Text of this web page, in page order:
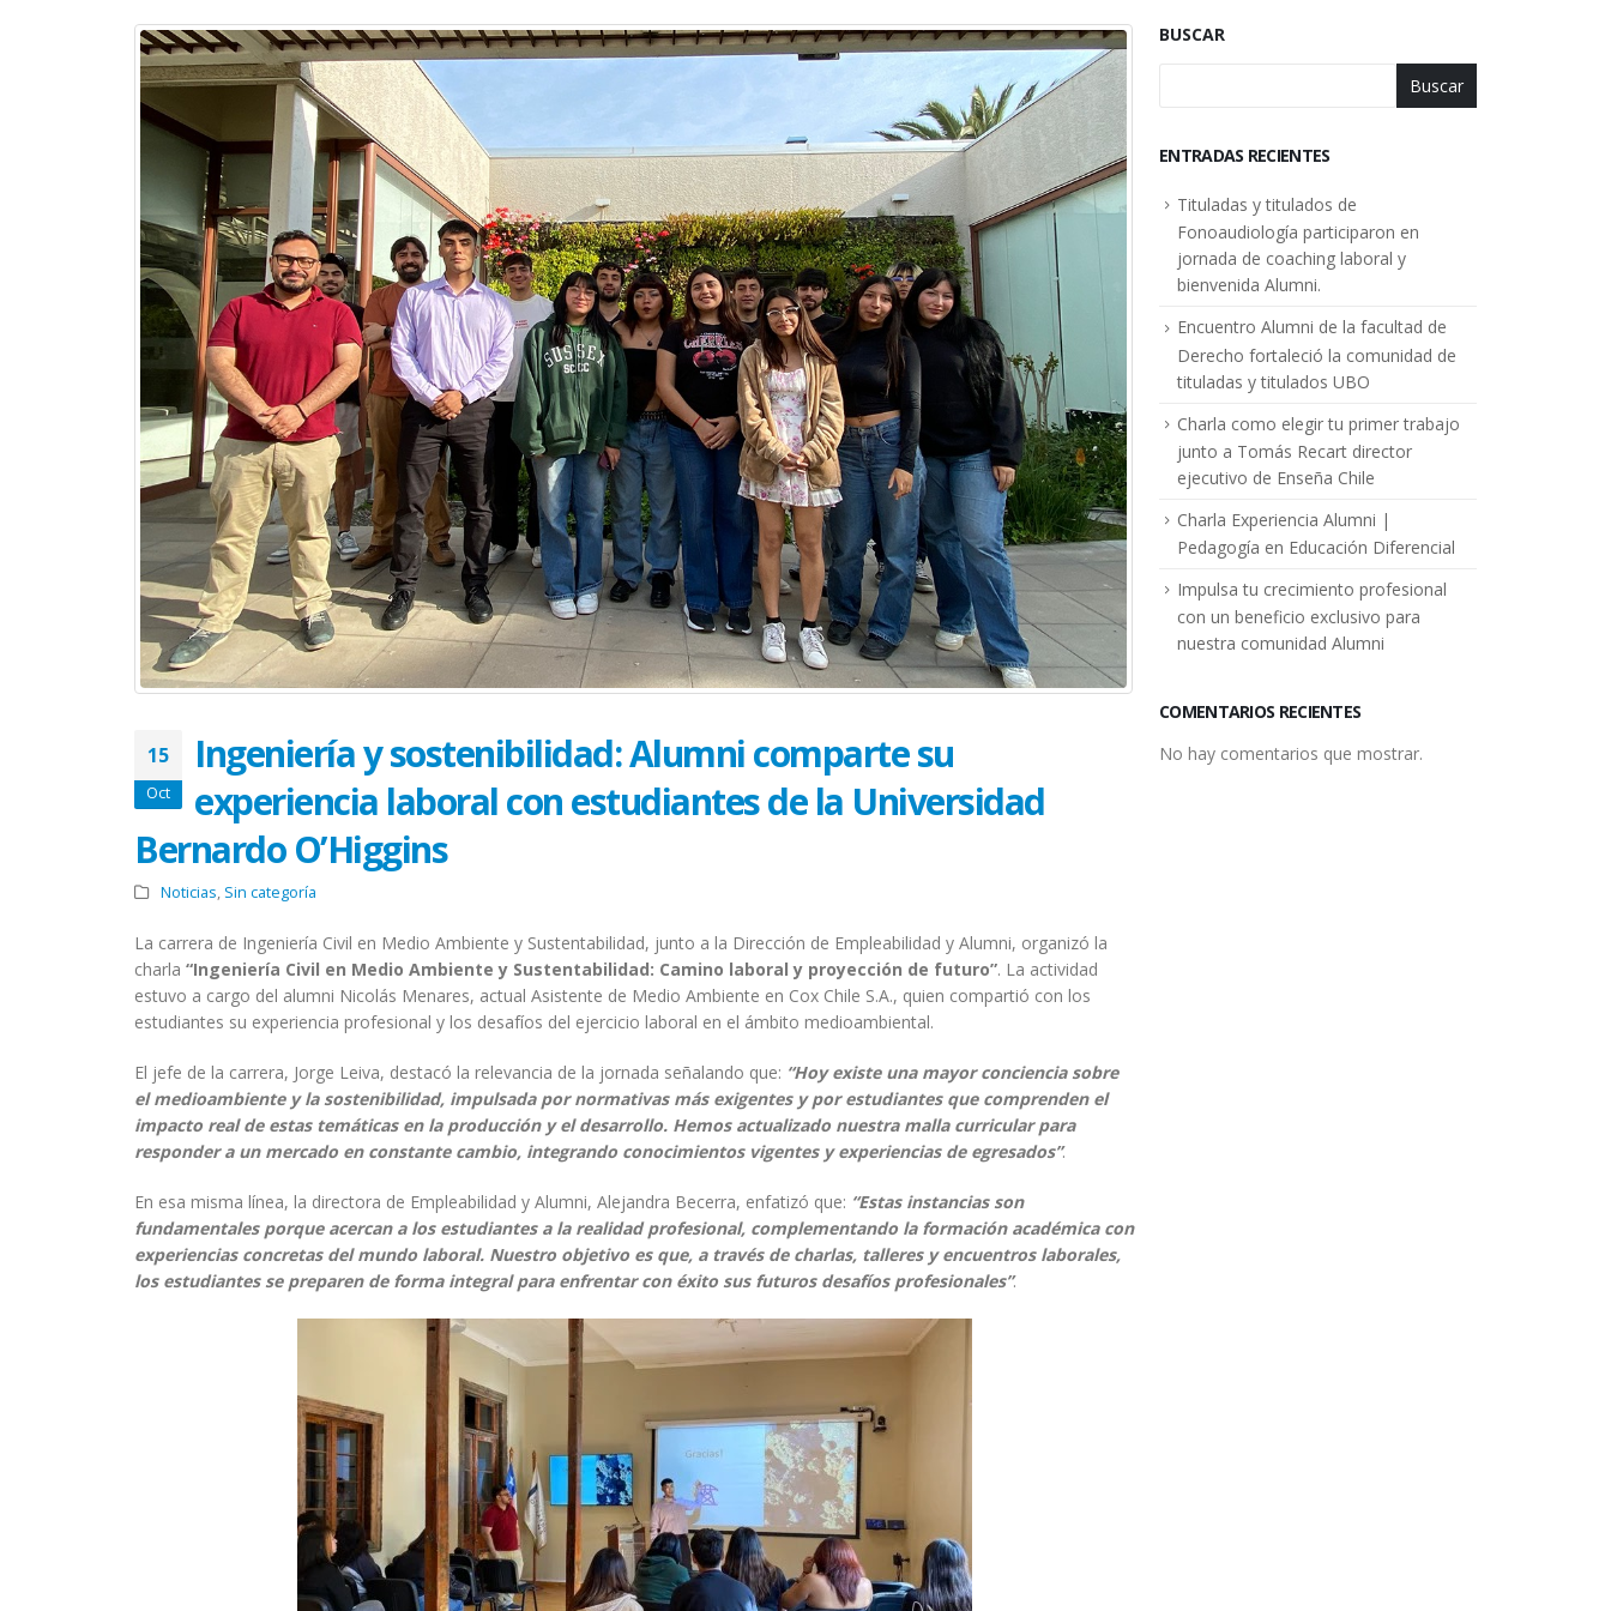
15
Oct
Ingeniería y sostenibilidad: Alumni comparte su
experiencia laboral con estudiantes de la Universidad
Bernardo O’Higgins
Noticias, Sin categoría
La carrera de Ingeniería Civil en Medio Ambiente y Sustentabilidad, junto a la Dirección de Empleabilidad y Alumni, organizó la
charla “Ingeniería Civil en Medio Ambiente y Sustentabilidad: Camino laboral y proyección de futuro”. La actividad
estuvo a cargo del alumni Nicolás Menares, actual Asistente de Medio Ambiente en Cox Chile S.A., quien compartió con los
estudiantes su experiencia profesional y los desafíos del ejercicio laboral en el ámbito medioambiental.
El jefe de la carrera, Jorge Leiva, destacó la relevancia de la jornada señalando que: “Hoy existe una mayor conciencia sobre
el medioambiente y la sostenibilidad, impulsada por normativas más exigentes y por estudiantes que comprenden el
impacto real de estas temáticas en la producción y el desarrollo. Hemos actualizado nuestra malla curricular para
responder a un mercado en constante cambio, integrando conocimientos vigentes y experiencias de egresados”.
En esa misma línea, la directora de Empleabilidad y Alumni, Alejandra Becerra, enfatizó que: “Estas instancias son
fundamentales porque acercan a los estudiantes a la realidad profesional, complementando la formación académica con
experiencias concretas del mundo laboral. Nuestro objetivo es que, a través de charlas, talleres y encuentros laborales,
los estudiantes se preparen de forma integral para enfrentar con éxito sus futuros desafíos profesionales”.
BUSCAR
Buscar
ENTRADAS RECIENTES
Tituladas y titulados de
Fonoaudiología participaron en
jornada de coaching laboral y
bienvenida Alumni.
Encuentro Alumni de la facultad de
Derecho fortaleció la comunidad de
tituladas y titulados UBO
Charla como elegir tu primer trabajo
junto a Tomás Recart director
ejecutivo de Enseña Chile
Charla Experiencia Alumni |
Pedagogía en Educación Diferencial
Impulsa tu crecimiento profesional
con un beneficio exclusivo para
nuestra comunidad Alumni
COMENTARIOS RECIENTES
No hay comentarios que mostrar.